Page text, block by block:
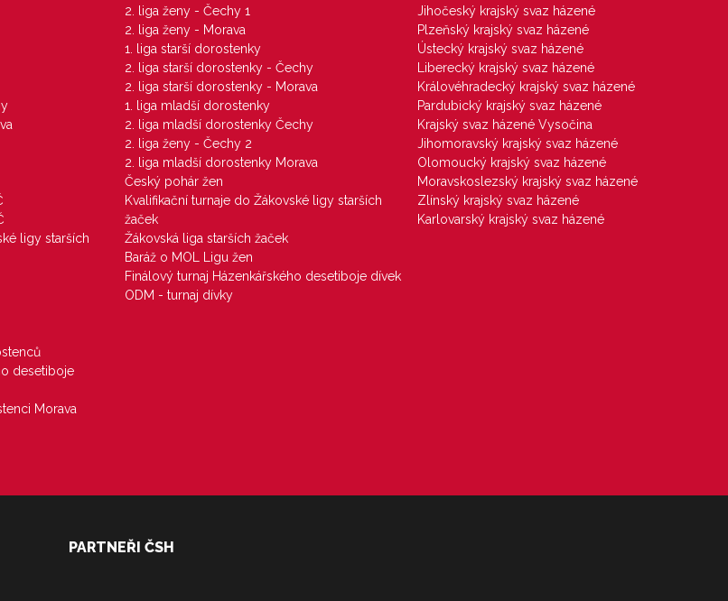
ligy starších
desetiboje
Morava
2. liga ženy - Čechy 1
2. liga ženy - Morava
1. liga starší dorostenky
2. liga starší dorostenky - Čechy
2. liga starší dorostenky - Morava
1. liga mladší dorostenky
2. liga mladší dorostenky Čechy
2. liga ženy - Čechy 2
2. liga mladší dorostenky Morava
Český pohár žen
Kvalifikační turnaje do Žákovské ligy starších
žaček
Žákovská liga starších žaček
Baráž o MOL Ligu žen
Finálový turnaj Házenkářského desetiboje dívek
ODM - turnaj dívky
Jihočeský krajský svaz házené
Plzeňský krajský svaz házené
Ústecký krajský svaz házené
Liberecký krajský svaz házené
Královéhradecký krajský svaz házené
Pardubický krajský svaz házené
Krajský svaz házené Vysočina
Jihomoravský krajský svaz házené
Olomoucký krajský svaz házené
Moravskoslezský krajský svaz házené
Zlínský krajský svaz házené
Karlovarský krajský svaz házené
PARTNEŘI ČSH